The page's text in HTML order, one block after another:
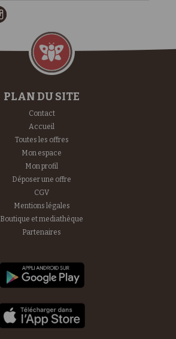
PLAN DU SITE
Contact
Accueil
Toutes les offres
Mon espace
Mon profil
Déposer une offre
CGV
Mentions légales
Boutique et mediathèque
Partenaires